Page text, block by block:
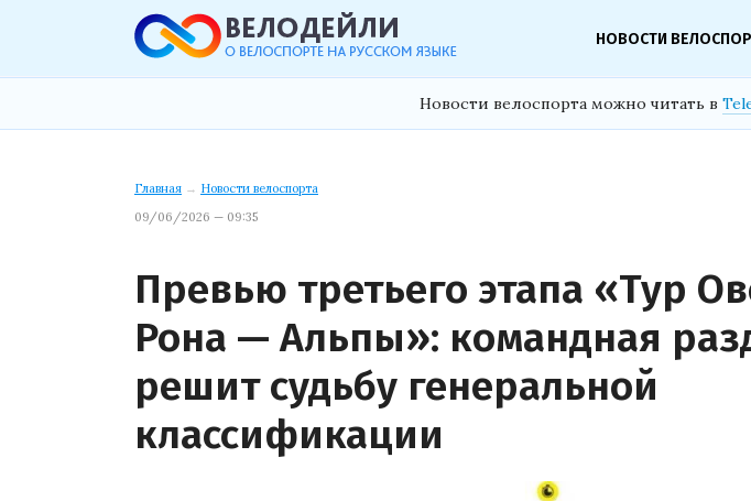
НОВОСТИ
Новости велоспорта можно читать в
Главная → Новости велоспорта
09/06/2026 — 09:35
Превью третьего этапа «Тур
Рона — Альпы»: командная
решит судьбу генеральной
классификации